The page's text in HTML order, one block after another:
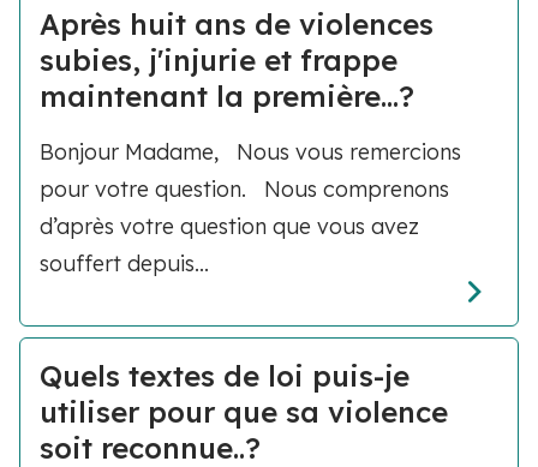
Après huit ans de violences
subies, j'injurie et frappe
maintenant la première...?
Bonjour Madame, Nous vous remercions
pour votre question. Nous comprenons
d’après votre question que vous avez
souffert depuis...
Quels textes de loi puis-je
utiliser pour que sa violence
soit reconnue..?